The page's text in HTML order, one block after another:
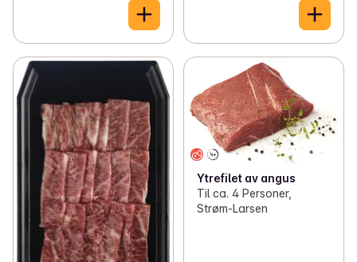
Ytrefilet av angus
Til ca. 4 Personer,
Strøm-Larsen